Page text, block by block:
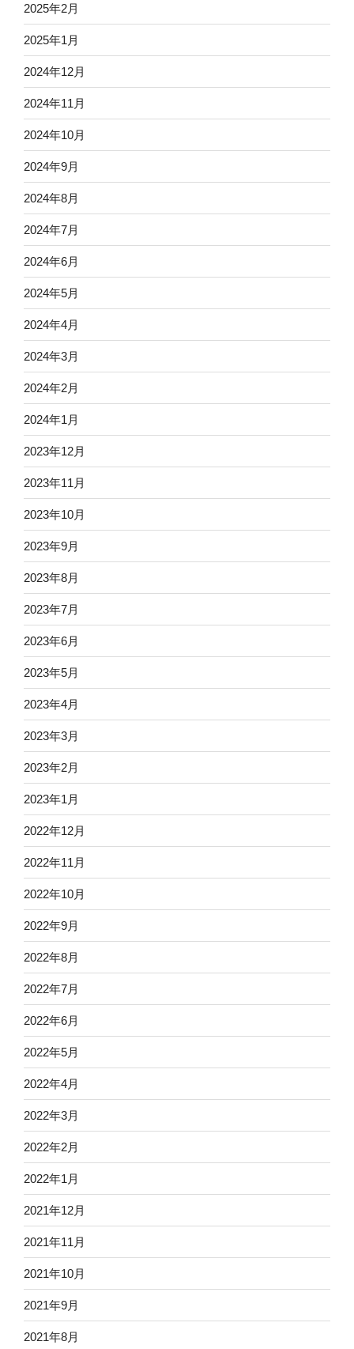
2025年2月
2025年1月
2024年12月
2024年11月
2024年10月
2024年9月
2024年8月
2024年7月
2024年6月
2024年5月
2024年4月
2024年3月
2024年2月
2024年1月
2023年12月
2023年11月
2023年10月
2023年9月
2023年8月
2023年7月
2023年6月
2023年5月
2023年4月
2023年3月
2023年2月
2023年1月
2022年12月
2022年11月
2022年10月
2022年9月
2022年8月
2022年7月
2022年6月
2022年5月
2022年4月
2022年3月
2022年2月
2022年1月
2021年12月
2021年11月
2021年10月
2021年9月
2021年8月